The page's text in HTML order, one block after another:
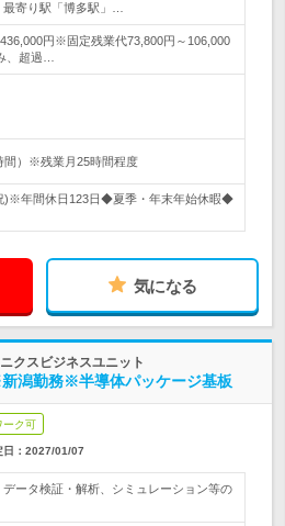
最寄り駅「博多駅」…
436,000円※固定残業代73,800円～106,000
、超過…
間）※残業月25時間程度
)※年間休日123日◆夏季・年末年始休暇◆
気になる
クスビジネスユニット
潟勤務※半導体パッケージ基板
ーク可
： 2027/01/07
ータ検証・解析、シミュレーション等の